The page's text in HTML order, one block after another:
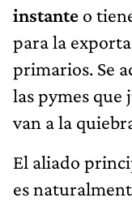
instante o
para la
primarios. Se
las pymes que
van a la
El aliado
es